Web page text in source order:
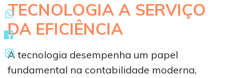
TECNOLOGIA A SERVIÇO
DA EFICIÊNCIA
A tecnologia desempenha um papel
fundamental na contabilidade moderna,